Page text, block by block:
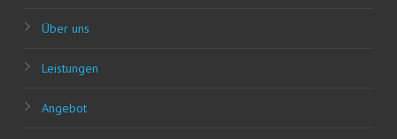
Über uns
Leis­tun­gen
Ange­bot